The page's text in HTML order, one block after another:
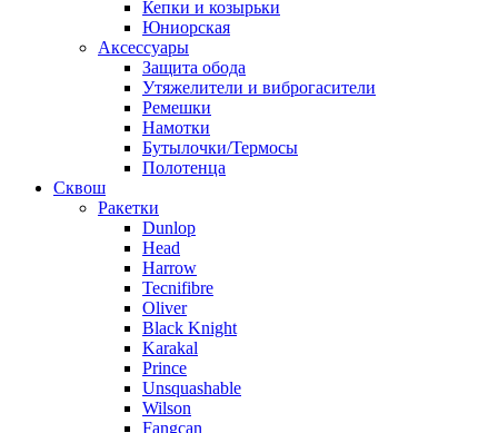
Кепки и козырьки
Юниорская
Аксессуары
Защита обода
Утяжелители и виброгасители
Ремешки
Намотки
Бутылочки/Термосы
Полотенца
Сквош
Ракетки
Dunlop
Head
Harrow
Tecnifibre
Oliver
Black Knight
Karakal
Prince
Unsquashable
Wilson
Fangcan